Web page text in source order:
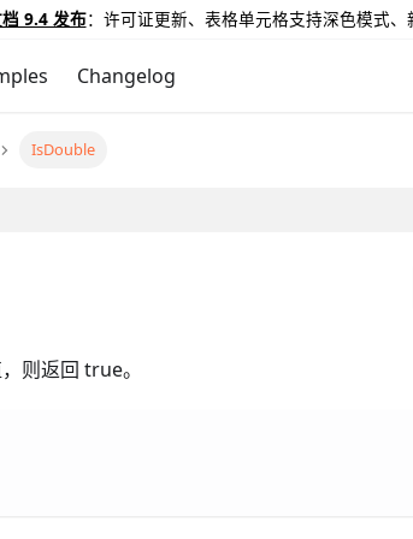
9.4 发布：许可证更新、表格单元格支持深色模式、
Changelog
IsDouble
则返回 true。